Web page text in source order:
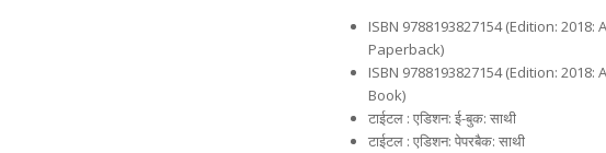
ISBN 9788193827154 (Edition: 2018:
Paperback)
ISBN 9788193827154 (Edition: 2018:
Book)
टाईटल : एडिशन: ई-बुक: साथी
टाईटल : एडिशन: पेपरबैक: साथी